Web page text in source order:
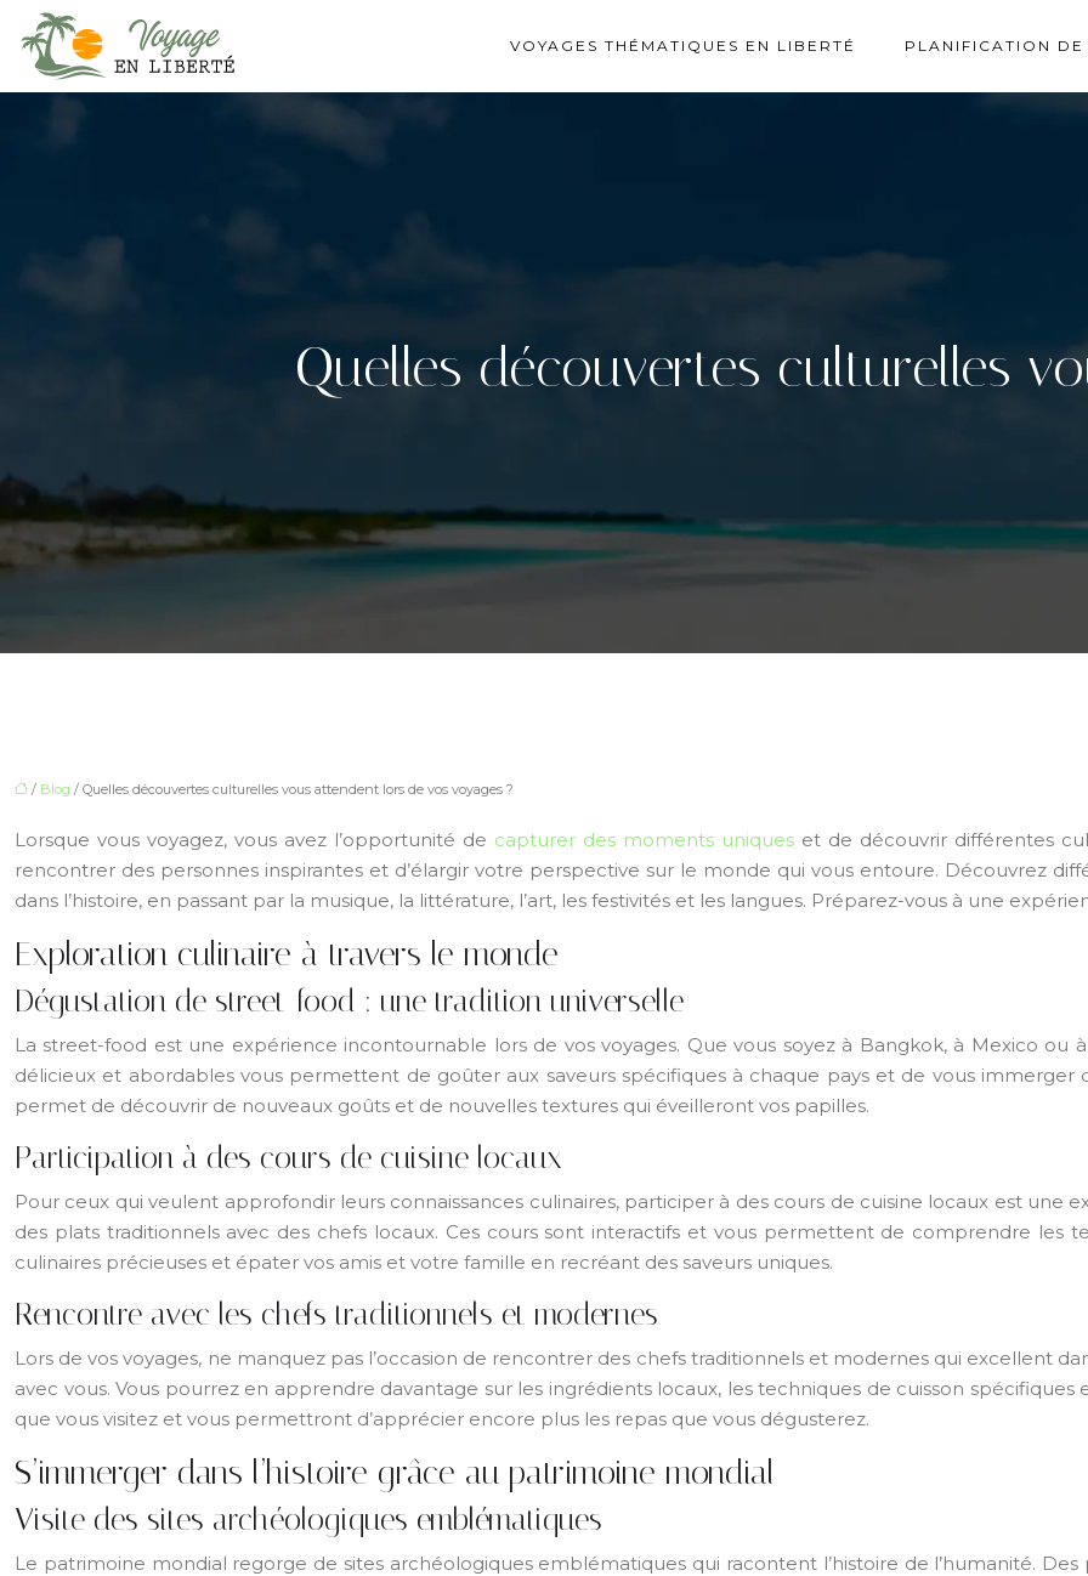
VOYAGES THÉMATIQUES EN LIBERTÉ PLANIFICATION DE
Quelles découvertes culturelles
/ Blog / Quelles découvertes culturelles vous attendent lors de vos voyages ?
Lorsque vous voyagez, vous avez l’opportunité de capturer des moments uniques et de découvrir différentes
rencontrer des personnes inspirantes et d’élargir votre perspective sur le monde qui vous entoure. Découvrez
dans l’histoire, en passant par la musique, la littérature, l’art, les festivités et les langues. Préparez-vous à une
Exploration culinaire à travers le monde
Dégustation de street-food : une tradition universelle
La street-food est une expérience incontournable lors de vos voyages. Que vous soyez à Bangkok, à Mexico
délicieux et abordables vous permettent de goûter aux saveurs spécifiques à chaque pays et de vous
permet de découvrir de nouveaux goûts et de nouvelles textures qui éveilleront vos papilles.
Participation à des cours de cuisine locaux
Pour ceux qui veulent approfondir leurs connaissances culinaires, participer à des cours de cuisine locaux est
des plats traditionnels avec des chefs locaux. Ces cours sont interactifs et vous permettent de comprendre les
culinaires précieuses et épater vos amis et votre famille en recréant des saveurs uniques.
Rencontre avec les chefs traditionnels et modernes
Lors de vos voyages, ne manquez pas l’occasion de rencontrer des chefs traditionnels et modernes qui
avec vous. Vous pourrez en apprendre davantage sur les ingrédients locaux, les techniques de cuisson
que vous visitez et vous permettront d’apprécier encore plus les repas que vous dégusterez.
S’immerger dans l’histoire grâce au patrimoine mondial
Visite des sites archéologiques emblématiques
Le patrimoine mondial regorge de sites archéologiques emblématiques qui racontent l’histoire de l’humanité.